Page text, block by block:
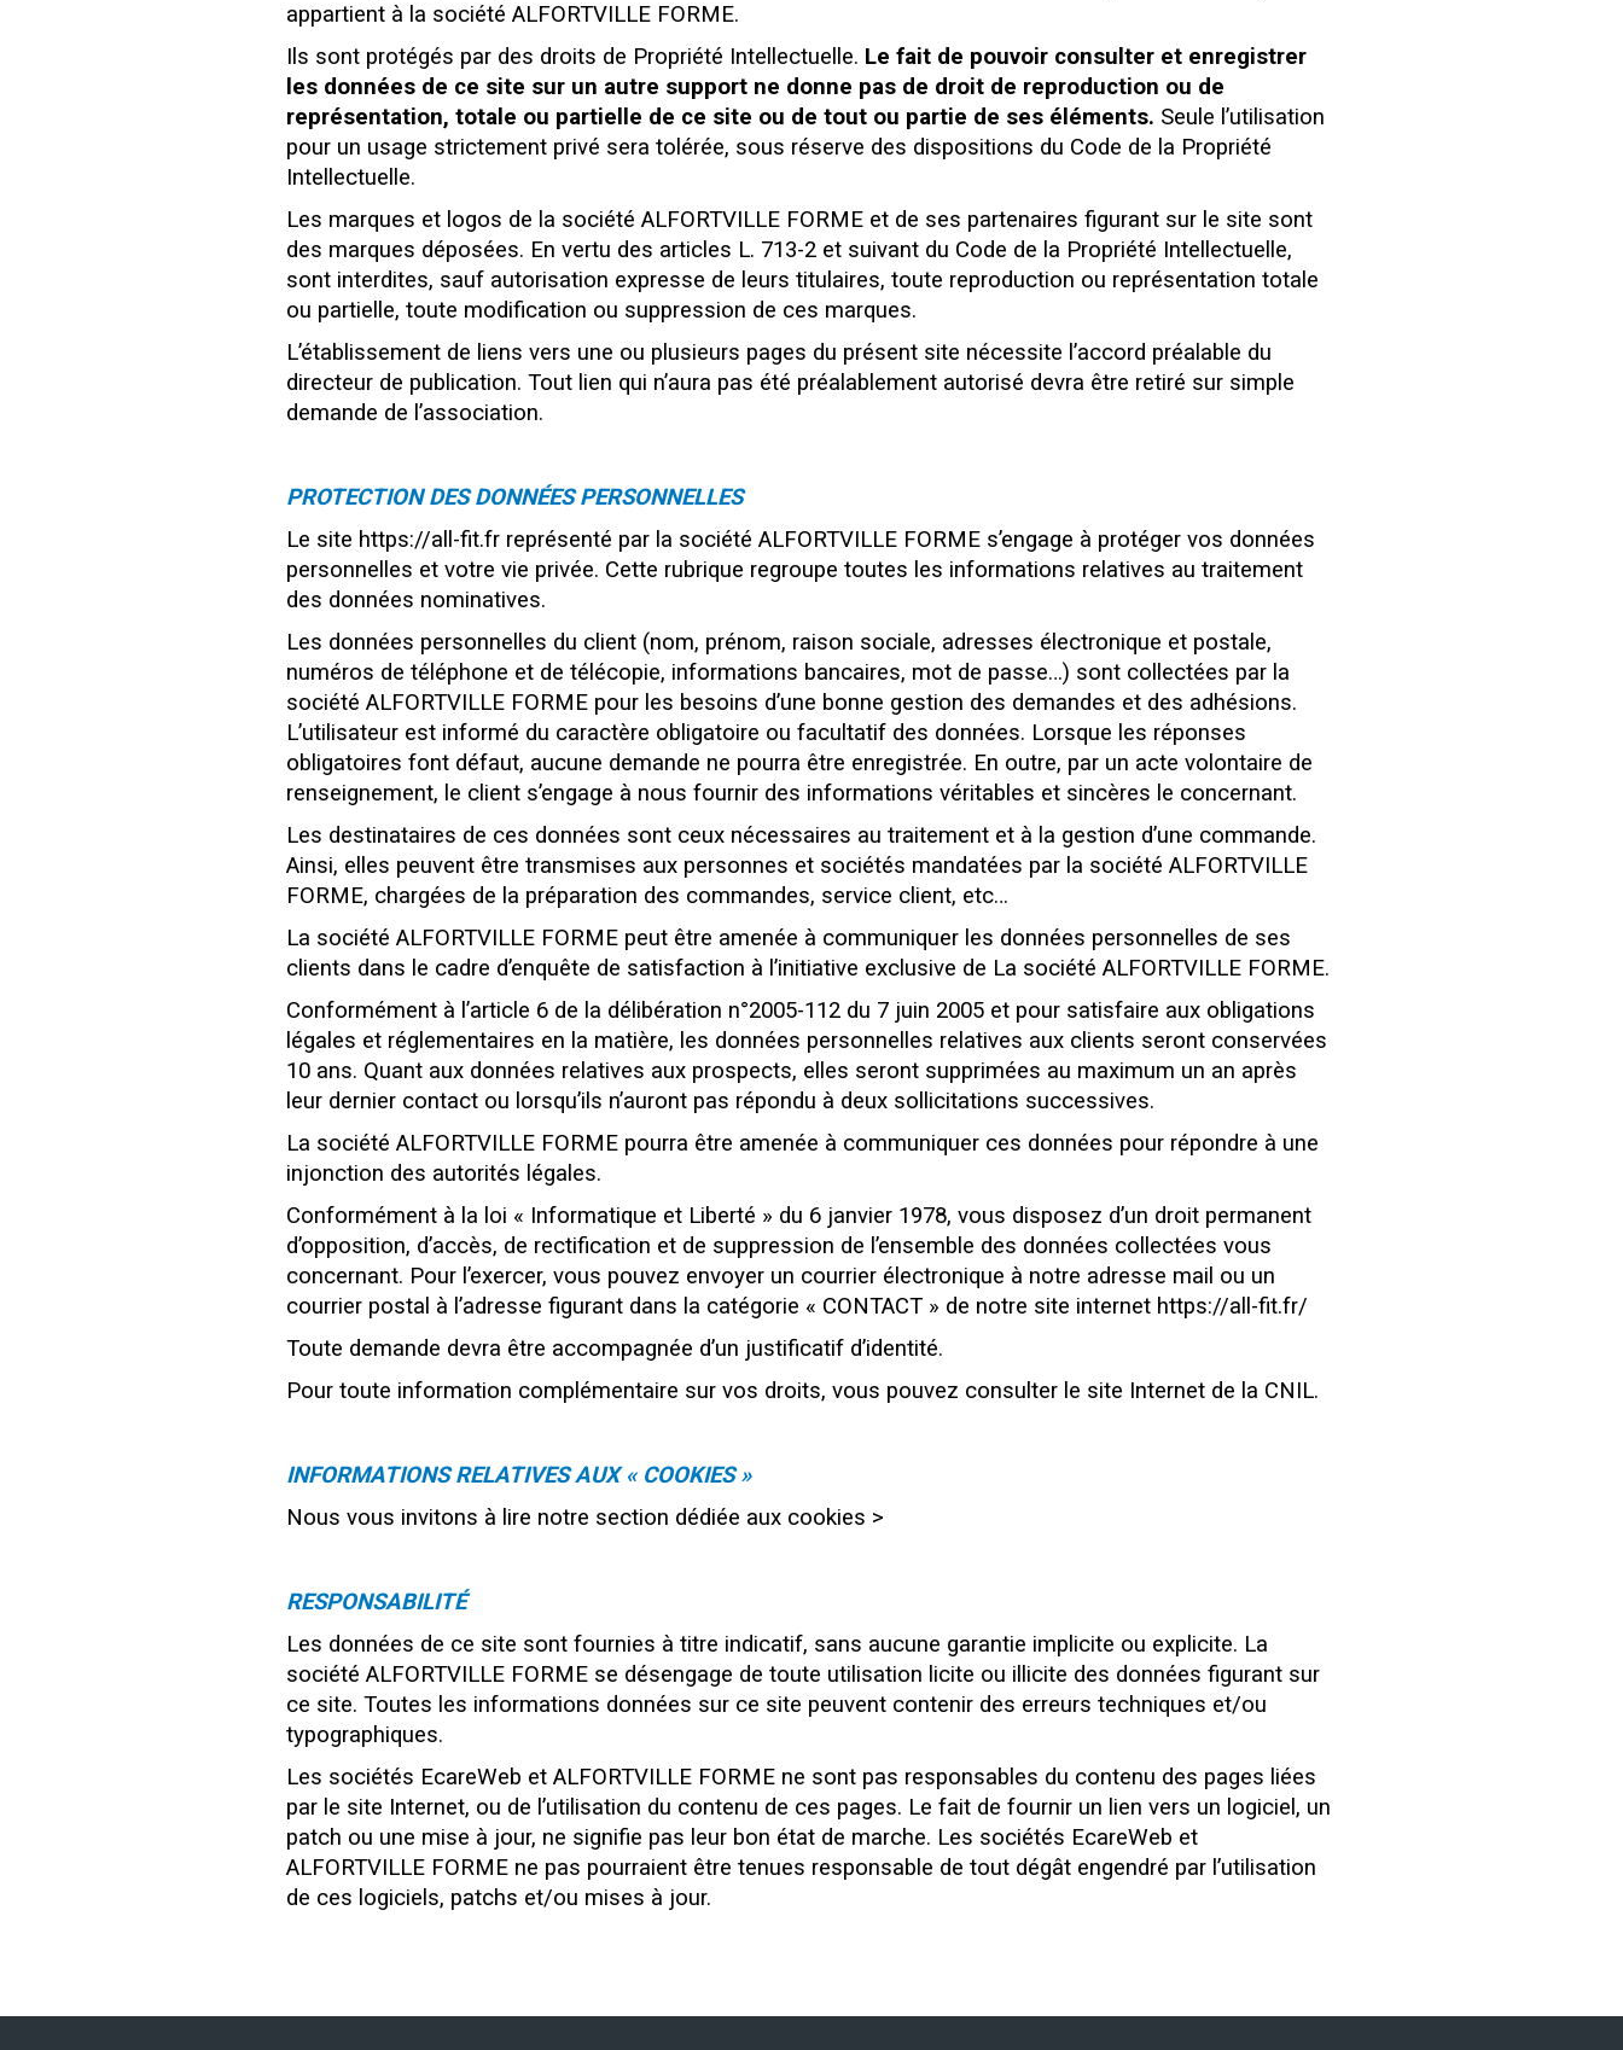
appartient à la société ALFORTVILLE FORME.
Ils sont protégés par des droits de Propriété Intellectuelle. Le fait de pouvoir consulter et enregistrer
les données de ce site sur un autre support ne donne pas de droit de reproduction ou de
représentation, totale ou partielle de ce site ou de tout ou partie de ses éléments. Seule l’utilisation
pour un usage strictement privé sera tolérée, sous réserve des dispositions du Code de la Propriété
Intellectuelle.
Les marques et logos de la société ALFORTVILLE FORME et de ses partenaires figurant sur le site sont
des marques déposées. En vertu des articles L. 713-2 et suivant du Code de la Propriété Intellectuelle,
sont interdites, sauf autorisation expresse de leurs titulaires, toute reproduction ou représentation totale
ou partielle, toute modification ou suppression de ces marques.
L’établissement de liens vers une ou plusieurs pages du présent site nécessite l’accord préalable du
directeur de publication. Tout lien qui n’aura pas été préalablement autorisé devra être retiré sur simple
demande de l’association.
PROTECTION DES DONNÉES PERSONNELLES
Le site https://all-fit.fr représenté par la société ALFORTVILLE FORME s’engage à protéger vos données
personnelles et votre vie privée. Cette rubrique regroupe toutes les informations relatives au traitement
des données nominatives.
Les données personnelles du client (nom, prénom, raison sociale, adresses électronique et postale,
numéros de téléphone et de télécopie, informations bancaires, mot de passe…) sont collectées par la
société ALFORTVILLE FORME pour les besoins d’une bonne gestion des demandes et des adhésions.
L’utilisateur est informé du caractère obligatoire ou facultatif des données. Lorsque les réponses
obligatoires font défaut, aucune demande ne pourra être enregistrée. En outre, par un acte volontaire de
renseignement, le client s’engage à nous fournir des informations véritables et sincères le concernant.
Les destinataires de ces données sont ceux nécessaires au traitement et à la gestion d’une commande.
Ainsi, elles peuvent être transmises aux personnes et sociétés mandatées par la société ALFORTVILLE
FORME, chargées de la préparation des commandes, service client, etc…
La société ALFORTVILLE FORME peut être amenée à communiquer les données personnelles de ses
clients dans le cadre d’enquête de satisfaction à l’initiative exclusive de La société ALFORTVILLE FORME.
Conformément à l’article 6 de la délibération n°2005-112 du 7 juin 2005 et pour satisfaire aux obligations
légales et réglementaires en la matière, les données personnelles relatives aux clients seront conservées
10 ans. Quant aux données relatives aux prospects, elles seront supprimées au maximum un an après
leur dernier contact ou lorsqu’ils n’auront pas répondu à deux sollicitations successives.
La société ALFORTVILLE FORME pourra être amenée à communiquer ces données pour répondre à une
injonction des autorités légales.
Conformément à la loi « Informatique et Liberté » du 6 janvier 1978, vous disposez d’un droit permanent
d’opposition, d’accès, de rectification et de suppression de l’ensemble des données collectées vous
concernant. Pour l’exercer, vous pouvez envoyer un courrier électronique à notre adresse mail ou un
courrier postal à l’adresse figurant dans la catégorie « CONTACT » de notre site internet https://all-fit.fr/
Toute demande devra être accompagnée d’un justificatif d’identité.
Pour toute information complémentaire sur vos droits, vous pouvez consulter le site Internet de la CNIL.
INFORMATIONS RELATIVES AUX « COOKIES »
Nous vous invitons à lire notre section dédiée aux cookies >
RESPONSABILITÉ
Les données de ce site sont fournies à titre indicatif, sans aucune garantie implicite ou explicite. La
société ALFORTVILLE FORME se désengage de toute utilisation licite ou illicite des données figurant sur
ce site. Toutes les informations données sur ce site peuvent contenir des erreurs techniques et/ou
typographiques.
Les sociétés EcareWeb et ALFORTVILLE FORME ne sont pas responsables du contenu des pages liées
par le site Internet, ou de l’utilisation du contenu de ces pages. Le fait de fournir un lien vers un logiciel, un
patch ou une mise à jour, ne signifie pas leur bon état de marche. Les sociétés EcareWeb et
ALFORTVILLE FORME ne pas pourraient être tenues responsable de tout dégât engendré par l’utilisation
de ces logiciels, patchs et/ou mises à jour.